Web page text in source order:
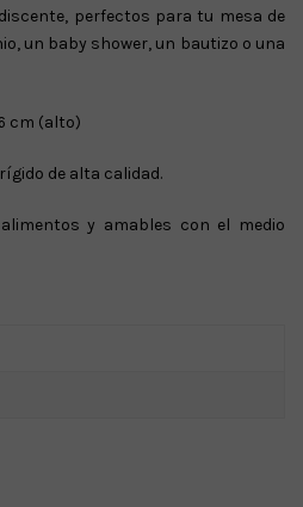
perfectos para tu mesa de
un baby shower, un bautizo o una
cm (alto)
de alta calidad.
y amables con el medio